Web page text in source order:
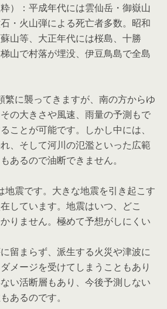
粋）：平成年代には雲仙岳・御嶽山
・火山弾による死亡者多数。昭和
山等、大正年代には桜島、十勝
山で村落が埋没、伊豆鳥島で全島
繁に襲ってきますが、南の方からゆ
の大きさや風速、雨量の予測もで
ことが可能です。しかし中には、
、そして河川の氾濫といった広範
あるので油断できません。
地震です。大きな地震を引き起こす
しています。地震はいつ、どこ
りません。極めて予想がしにくい
留まらず、派生する火災や津波に
メージを受けてしまうこともあり
い活断層もあり、今後予測しない
あるのです。